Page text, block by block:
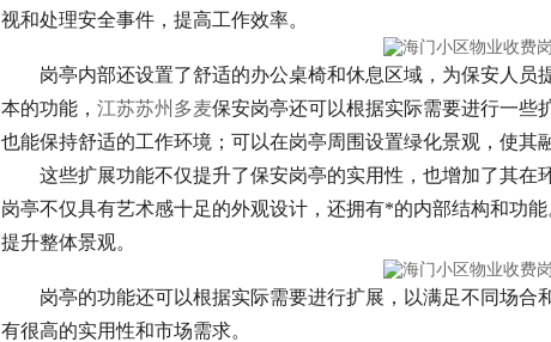
视和处理安全事件，提高工作效率。
岗亭内部还设置了舒适的办公桌椅和休息区域，为保安人
本的功能， 江苏苏州多麦保安岗亭还可以根据实际需要进行一些
也能保持舒适的工作环境；可以在岗亭周围设置绿化景观，使其
这些扩展功能不仅提升了保安岗亭的实用性，也增加了其在
岗亭不仅具有艺术感十足的外观设计，还拥有*的内部结构和功
提升整体景观。
岗亭的功能还可以根据实际需要进行扩展，以满足不同场
有很高的实用性和市场需求。